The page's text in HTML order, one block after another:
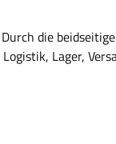
die
Lager,